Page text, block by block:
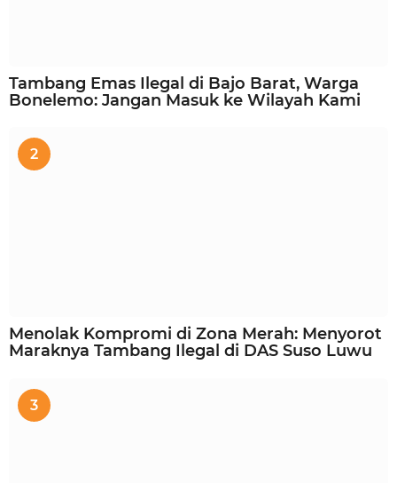
Tambang Emas Ilegal di Bajo Barat, Warga
Bonelemo: Jangan Masuk ke Wilayah Kami
2
Menolak Kompromi di Zona Merah: Menyorot
Maraknya Tambang Ilegal di DAS Suso Luwu
3